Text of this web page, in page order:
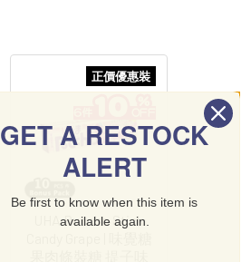
正價優惠裝
UHA Puccho Stick
GET A RESTOCK
ALERT
Be first to know when this item is
available again.